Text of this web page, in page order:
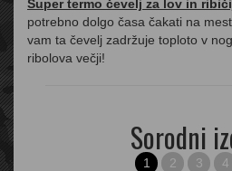
Super termo čevelj za lov in
potrebno dolgo časa čakati na
vam ta čevelj zadržuje toploto v
ribolova večji!
Sorodni
1 2 3 4